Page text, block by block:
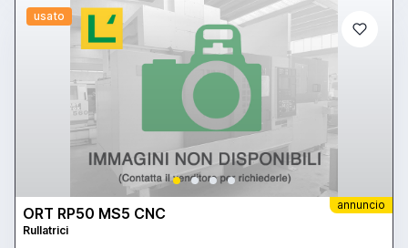
usato
annuncio
ORT RP50 MS5 CNC
Rullatrici